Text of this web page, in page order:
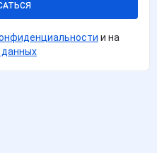
и на
данных